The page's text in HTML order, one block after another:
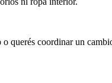
o querés coordinar un